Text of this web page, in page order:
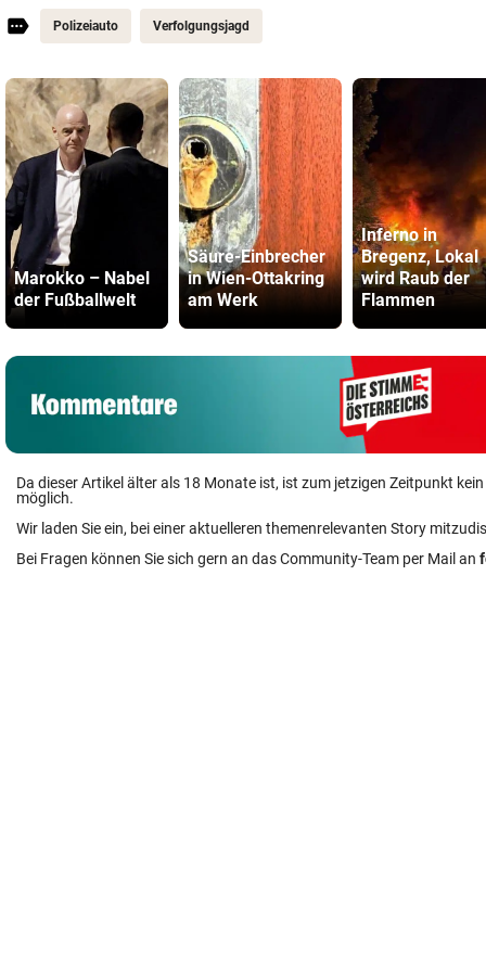
Polizeiauto Verfolgungsjagd
Marokko – Nabel
der Fußballwelt
Säure-Einbrecher
in Wien-Ottakring
am Werk
Inferno in
Bregenz, Lokal
wird Raub der
Flammen
Da dieser Artikel älter als 18 Monate ist, ist zum jetzigen Zeitpunkt
möglich.
Wir laden Sie ein, bei einer aktuelleren themenrelevanten Story
Bei Fragen können Sie sich gern an das Community-Team per Mail an